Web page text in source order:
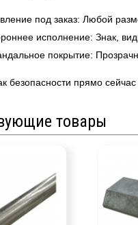
под заказ: Любой
исполнение: Знак,
покрытие:
безопасности прямо
товары